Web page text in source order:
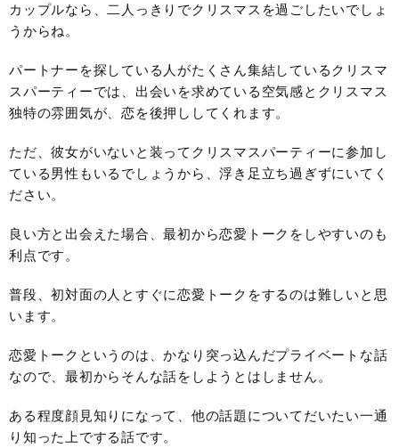
カップルなら、二人っきりでクリスマスを過ごしたいでしょ
うからね。
パートナーを探している人がたくさん集結しているクリスマ
スパーティーでは、出会いを求めている空気感とクリスマス
独特の雰囲気が、恋を後押ししてくれます。
ただ、彼女がいないと装ってクリスマスパーティーに参加し
ている男性もいるでしょうから、浮き足立ち過ぎずにいてく
ださい。
良い方と出会えた場合、最初から恋愛トークをしやすいのも
利点です。
普段、初対面の人とすぐに恋愛トークをするのは難しいと思
います。
恋愛トークというのは、かなり突っ込んだプライベートな話
なので、最初からそんな話をしようとはしません。
ある程度顔見知りになって、他の話題についてだいたい一通
り知った上でする話です。